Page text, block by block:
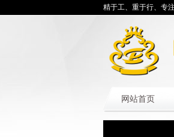
精于工、重于行、专
网站首页